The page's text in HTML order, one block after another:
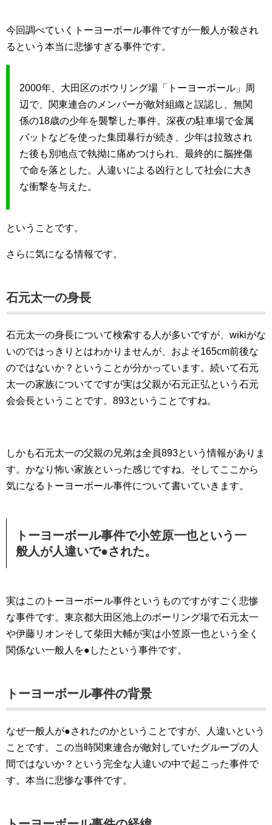
今回調べていくトーヨーボール事件ですが一般人が殺され
るという本当に悲惨すぎる事件です。
2000年、大田区のボウリング場「トーヨーボール」周
辺で、関東連合のメンバーが敵対組織と誤認し、無関
係の18歳の少年を襲撃した事件。深夜の駐車場で金属
バットなどを使った集団暴行が続き、少年は拉致され
た後も別地点で執拗に痛めつけられ、最終的に脳挫傷
で命を落とした。人違いによる凶行として社会に大き
な衝撃を与えた。
ということです。
さらに気になる情報です。
石元太一の身長
石元太一の身長について検索する人が多いですが、wikiがな
いのではっきりとはわかりませんが、およそ165cm前後な
のではないか？ということが分かっています。続いて石元
太一の家族についてですが実は父親が石元正弘という石元
会会長ということです。893ということですね。
しかも石元太一の父親の兄弟は全員893という情報がありま
す。かなり怖い家族といった感じですね。そしてここから
気になるトーヨーボール事件について書いていきます。
トーヨーボール事件で小笠原一也という一
般人が人違いで●された。
実はこのトーヨーボール事件というものですがすごく悲惨
な事件です。東京都大田区池上のボーリング場で石元太一
や伊藤リオンそして柴田大輔が実は小笠原一也という全く
関係ない一般人を●したという事件です。
トーヨーボール事件の背景
なぜ一般人が●されたのかということですが、人違いという
ことです。この当時関東連合が敵対していたグループの人
間ではないか？という完全な人違いの中で起こった事件で
す。本当に悲惨な事件です。